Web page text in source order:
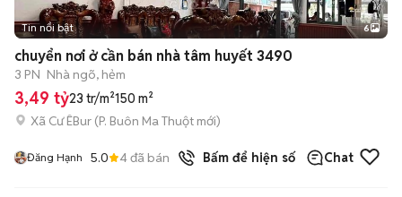
+2
Tin nổi bật 6
chuyển nơi ở cần bán nhà tâm huyết 3490
3 PN Nhà ngõ, hẻm
3,49 tỷ23 tr/m²150 m²
Xã Cư ÊBur (P. Buôn Ma Thuột mới)
Đăng Hạnh 5.0 4đã bán Bấm để hiện số Chat